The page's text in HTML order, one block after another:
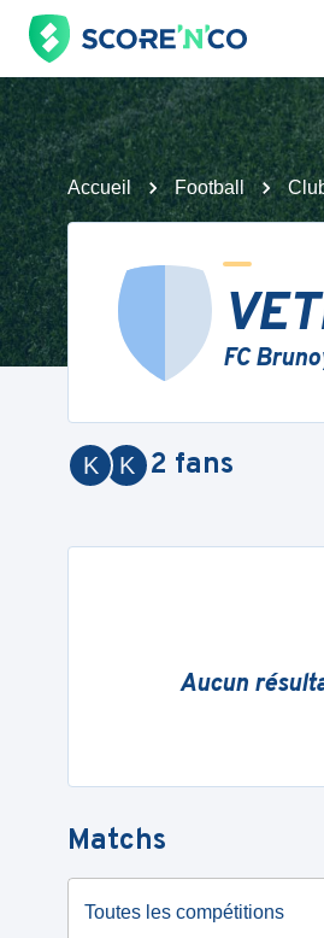
Accueil Football
FC
K
K 2 fans
Aucun
Matchs
Toutes les compétitions